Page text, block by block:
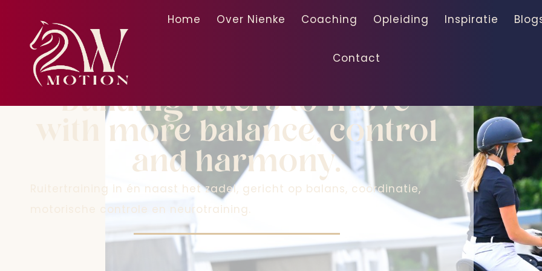
Home Over Nienke Coaching Opleiding Inspiratie
Contact
Building riders to move
with more balance, control
and harmony.
Ruitertraining in én naast het zadel, gericht op balans, coördinatie,
motorische controle en neurotraining.